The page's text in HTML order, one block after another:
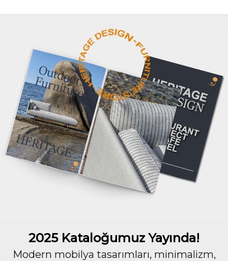
2025 Kataloğumuz Yayında!
Modern mobilya tasarımları, minimalizm,